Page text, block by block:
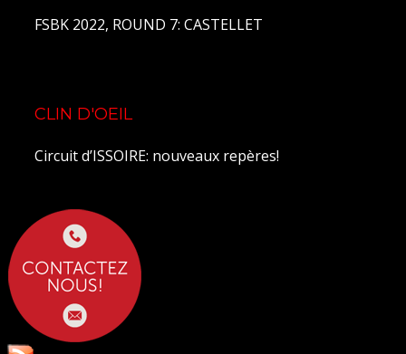
FSBK 2022, ROUND 7: CASTELLET
CLIN D'OEIL
Circuit d’ISSOIRE: nouveaux repères!